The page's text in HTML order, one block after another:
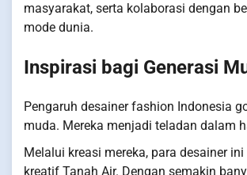
masyarakat, serta kolaborasi dengan
mode dunia.
Inspirasi bagi Generasi
Pengaruh desainer fashion Indonesia
muda. Mereka menjadi teladan dalam
Melalui kreasi mereka, para desainer
kreatif Tanah Air. Dengan semakin